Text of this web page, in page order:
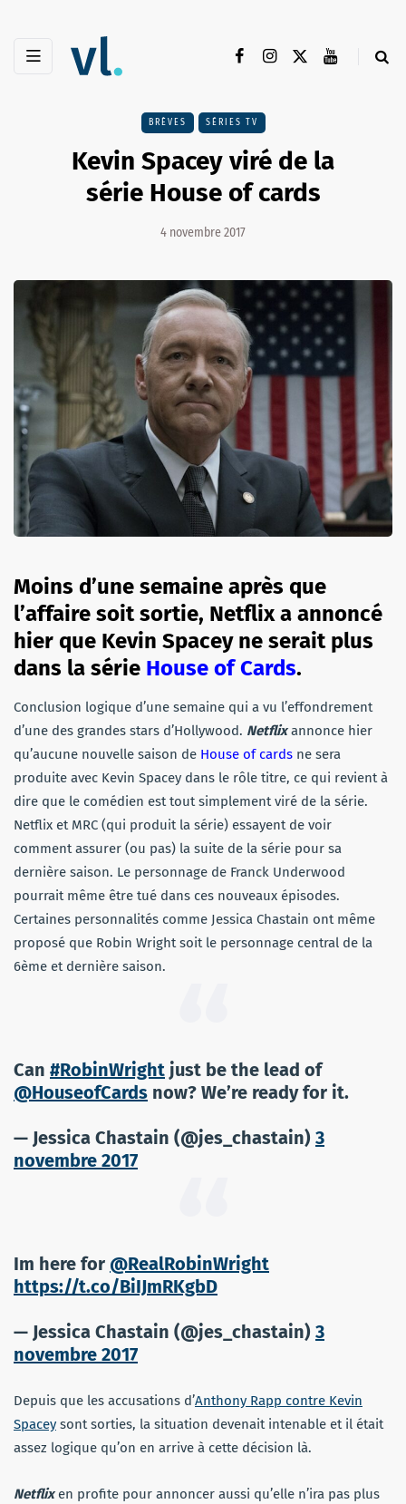
BRÈVES SÉRIES TV
Kevin Spacey viré de la
série House of cards
4 novembre 2017
Moins d’une semaine après que
l’affaire soit sortie, Netflix a annoncé
hier que Kevin Spacey ne serait plus
dans la série House of Cards.
Conclusion logique d’une semaine qui a vu l’effondrement
d’une des grandes stars d’Hollywood. Netflixannonce hier
qu’aucune nouvelle saison de House of cards ne sera
produite avec Kevin Spacey dans le rôle titre, ce qui revient à
dire que le comédien est tout simplement viré de la série.
Netflix et MRC (qui produit la série) essayent de voir
comment assurer (ou pas) la suite de la série pour sa
dernière saison. Le personnage de Franck Underwood
pourrait même être tué dans ces nouveaux épisodes.
Certaines personnalités comme Jessica Chastain ont même
proposé que Robin Wright soit le personnage central de la
6ème et dernière saison.
Can #RobinWright just be the lead of
@HouseofCards now? We’re ready for it.
— Jessica Chastain (@jes_chastain) 3
novembre 2017
Im here for @RealRobinWright
https://t.co/BiIJmRKgbD
— Jessica Chastain (@jes_chastain) 3
novembre 2017
Depuis que les accusations d’Anthony Rapp contre Kevin
Spacey sont sorties, la situation devenait intenable et il était
assez logique qu’on en arrive à cette décision là.
Netflixen profite pour annoncer aussi qu’elle n’ira pas plus